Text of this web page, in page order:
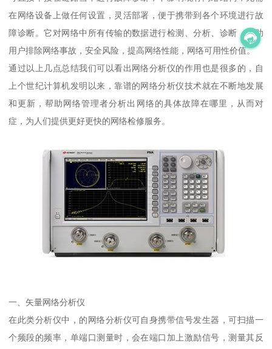
在网络设备上做任何设置，灵活部署，便于携带到各个环境进行故
障诊断。它对网络中所有传输的数据进行检测、分析、诊断，帮助
用户排除网络事故，安全风险，提高网络性能，网络可用性价值。
通过以上几点总结我们可以看出网络分析仪的作用也是很多的，自
上个世纪计算机发明以来，靠谱的网络分析仪技术就在不断地发展
和更新，帮助网络管理者分析出网络的具体故障在哪里，从而对
症，为人们提供更好更快的网络检修服务。
一、矢量网络分析仪
在此类分析仪中，的网络分析仪可自身携带信号发生器，可扫描一
个频段的频率，单端口测量时，会在端口加上激励信号，测量其反